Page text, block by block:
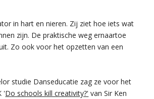
in hart en nieren. Zij ziet hoe iets wat
zijn. De praktische weg ernaartoe
Zo ook voor het opzetten van een
studie Danseducatie zag ze voor het
'Do schools kill creativity?' van Sir Ken
ZAKEN